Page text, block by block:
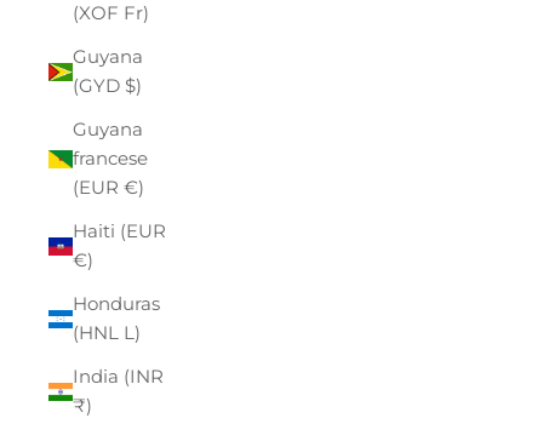
(XOF Fr)
Guyana
(GYD $)
Guyana
francese
(EUR €)
Haiti (EUR
€)
Honduras
(HNL L)
India (INR
₹)